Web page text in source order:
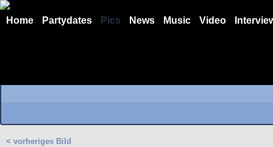
Home Partydates Pics News Music Video
< vorheriges Bild